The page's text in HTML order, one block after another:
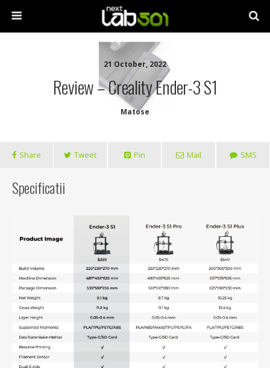
21 October, 2022
Review – Creality Ender-3 S1
Matose
Share Tweet Pin Mail SMS
Specificatii